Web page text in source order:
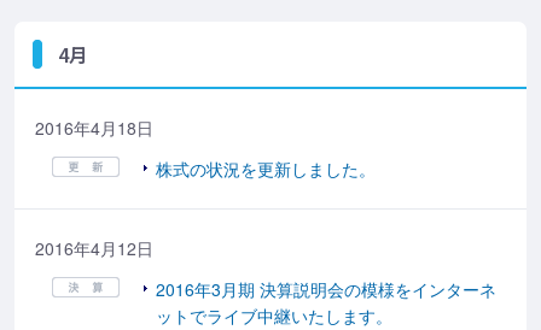
4月
2016年4月18日
株式の状況を更新しました。
2016年4月12日
2016年3月期 決算説明会の模様をインターネ
ットでライブ中継いたします。